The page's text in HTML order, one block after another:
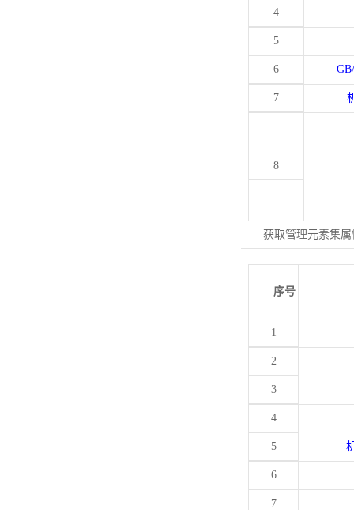
4
5
6
7
8
获取管理元素集
序号
1
2
3
4
5
6
7